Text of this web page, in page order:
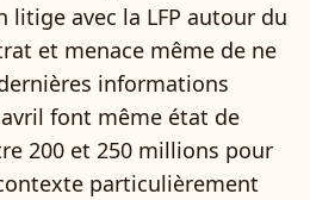
avec la LFP autour du
et menace même de ne
informations
font même état de
200 et 250 millions pour
particulièrement